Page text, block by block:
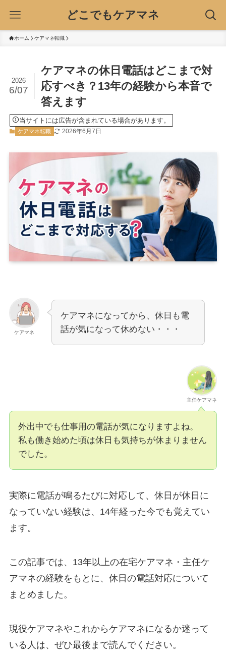
どこでもケアマネ
ホーム ケアマネ転職
ケアマネの休日電話はどこまで対
応すべき？13年の経験から本音で
答えます
2026
6/07
当サイトには広告が含まれている場合があります。
ケアマネ転職 2026年6月7日
ケアマネ
ケアマネになってから、休日も電
話が気になって休めない・・・
主任ケアマネ
外出中でも仕事用の電話が気になりますよね。
私も働き始めた頃は休日も気持ちが休まりません
でした。
実際に電話が鳴るたびに対応して、休日が休日に
なっていない経験は、14年経った今でも覚えてい
ます。
この記事では、13年以上の在宅ケアマネ・主任ケ
アマネの経験をもとに、休日の電話対応について
まとめました。
現役ケアマネやこれからケアマネになるか迷って
いる人は、ぜひ最後まで読んでください。